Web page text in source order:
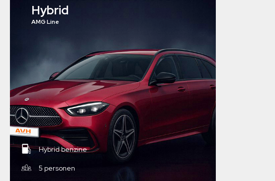
Hybrid
AMG Line
Hybrid benzine
5 personen